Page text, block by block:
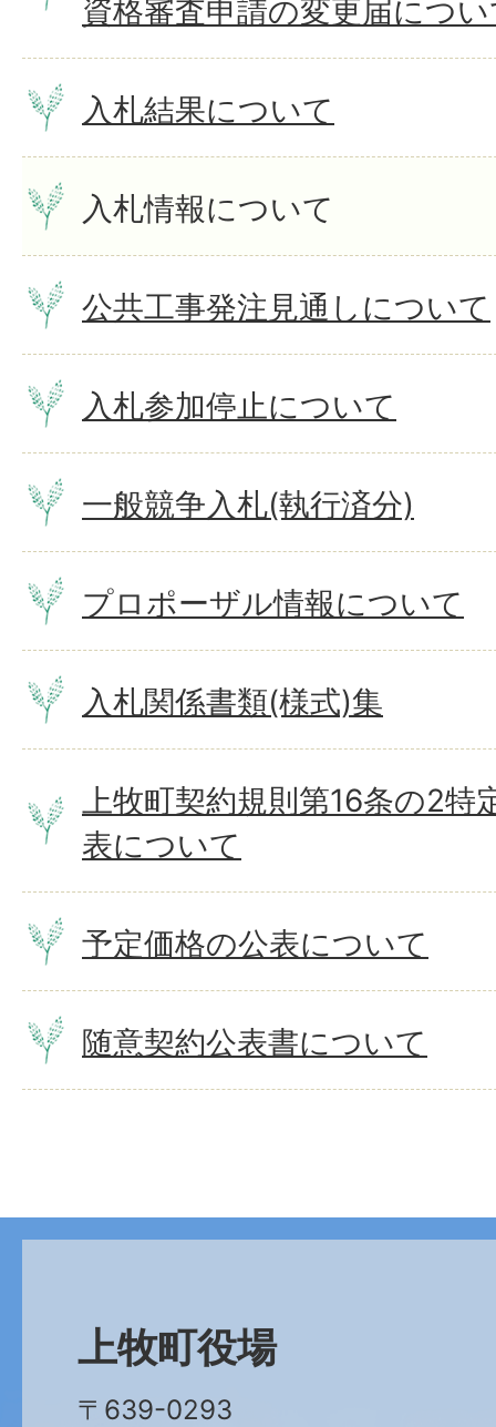
資格審査申請の変更届につ
入札結果について
入札情報について
公共工事発注見通しについて
入札参加停止について
一般競争入札(執行済分)
プロポーザル情報について
入札関係書類(様式)集
上牧町契約規則第16条の2
表について
予定価格の公表について
随意契約公表書について
上牧町役場
〒639-0293